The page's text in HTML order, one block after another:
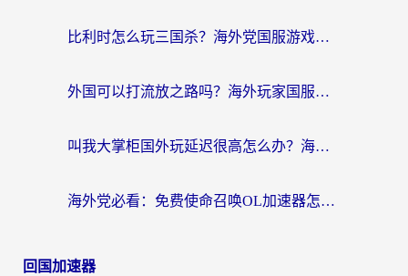
比利时怎么玩三国杀？海外党国服游戏加速器终极指南（附问道CODOL优化方案）
外国可以打流放之路吗？海外玩家国服游戏畅玩终极指南（附实测推荐）
叫我大掌柜国外玩延迟很高怎么办？海外党亲测的国服游戏加速全攻略
海外党必看：免费使命召唤OL加速器怎么选？3个国服游戏加速痛点一次性解决
回国加速器